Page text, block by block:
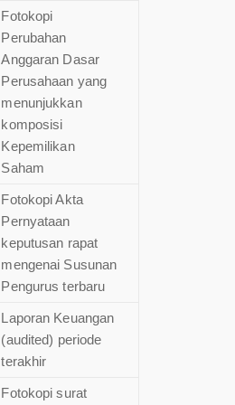
Fotokopi
Perubahan
Anggaran Dasar
Perusahaan yang
menunjukkan
komposisi
Kepemilikan
Saham
Fotokopi Akta
Pernyataan
keputusan rapat
mengenai Susunan
Pengurus terbaru
Laporan Keuangan
(audited) periode
terakhir
Fotokopi surat